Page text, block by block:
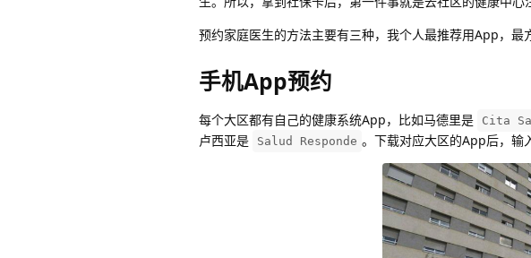
预约家庭医生的方法主要有三种，我个人最推荐用App，最
手机App预约
每个大区都有自己的健康系统App，比如马德里是 Cita
卢西亚是
Salud Responde 。下载对应大区的App后，输